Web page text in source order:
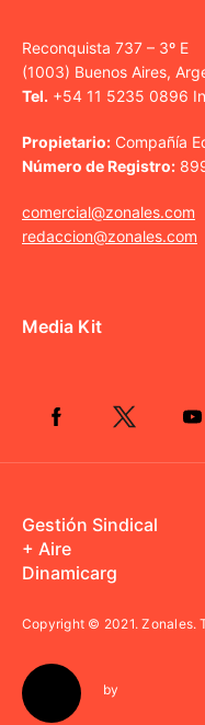
Reconquista 737 – 3º E
(1003) Buenos Aires,
Tel. +54 11 5235 0896
Propietario: Compañía
Número de Registro:
comercial@zonales.com
redaccion@zonales.com
Media Kit
Gestión Sindical
+ Aire
Dinamicarg
Copyright © 2021.Zonales.
by